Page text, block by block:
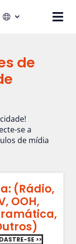
de
se a
de mídia
(Rádio,
OOH,
SE >>